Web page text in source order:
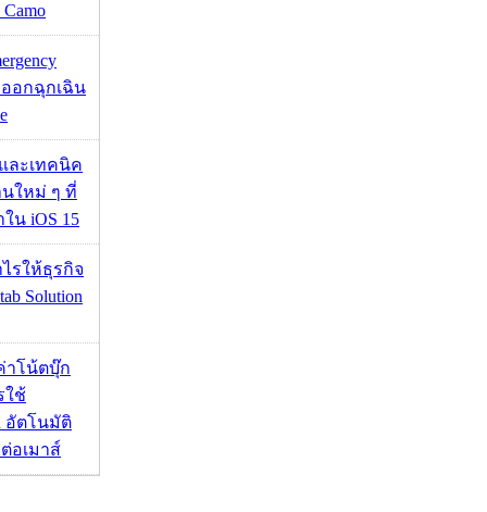
ออกฉุกเฉิน
ละเทคนิค
ใหม่ ๆ ที่
น iOS 15
รให้ธุรกิจ
Solution
าโน้ตบุ๊ก
ใช้
อัตโนมัติ
อเมาส์